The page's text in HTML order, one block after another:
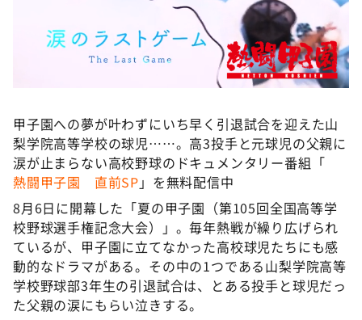
DAIGOも台所 ～きょうの献立 何にする？～
本日はダイアンなり！シーズン２
ＬＩＦＥ～夢のカタチ～
新婚さんいらっしゃい！
ポツンと一軒家
ザキ山小屋本館
ぺこぱのまるスポ
アナ回覧板
甲子園への夢が叶わずにいち早く引退試合を迎えた山
梨学院高等学校の球児……。高3投手と元球児の父親に
涙が止まらない高校野球のドキュメンタリー番組「
熱闘甲子園 直前SP 」を無料配信中
8月6日に開幕した「夏の甲子園（第105回全国高等学
校野球選手権記念大会）」。毎年熱戦が繰り広げられ
ているが、甲子園に立てなかった高校球児たちにも感
動的なドラマがある。その中の1つである山梨学院高等
学校野球部3年生の引退試合は、とある投手と球児だっ
た父親の涙にもらい泣きする。